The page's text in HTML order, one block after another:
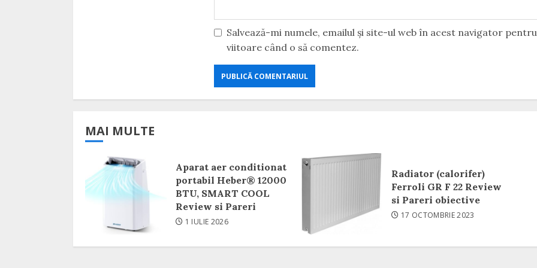
Salvează-mi numele, emailul și site-ul web în acest navigator
viitoare când o să comentez.
MAI MULTE
Aparat aer conditionat
portabil Heber® 12000
BTU, SMART COOL
Review si Pareri
1 IULIE 2026
Radiator (calorifer)
Ferroli GR F 22 Review
si Pareri obiective
17 OCTOMBRIE 2023